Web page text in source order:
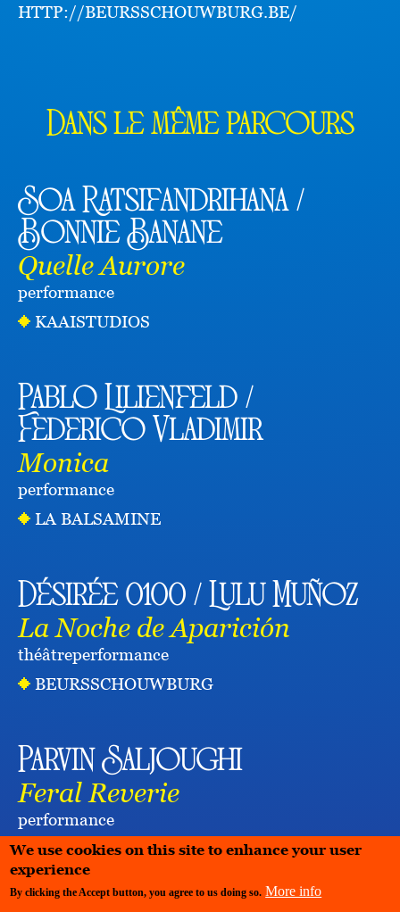
HTTP://BEURSSCHOUWBURG.BE/
Dans le même parcours
Soa Ratsifandrihana /
Bonnie Banane
Quelle Aurore
performance
KAAISTUDIOS
Pablo Lilienfeld /
Federico Vladimir
Monica
performance
LA BALSAMINE
Désirée 0100 / Lulu Muñoz
La Noche de Aparición
théâtreperformance
BEURSSCHOUWBURG
Parvin Saljoughi
Feral Reverie
performance
BEURSSCHOUWBURG
We use cookies on this site to enhance your user
experience
By clicking the Accept button, you agree to us doing so. More info